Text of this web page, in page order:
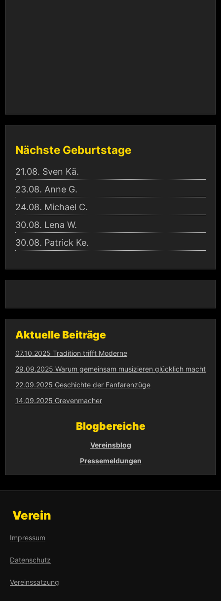
Nächste Geburtstage
21.08. Sven Kä.
23.08. Anne G.
24.08. Michael C.
30.08. Lena W.
30.08. Patrick Ke.
Aktuelle Beiträge
07.10.2025 Tradition trifft Moderne
29.09.2025 Warum gemeinsam musizieren glücklich macht
22.09.2025 Geschichte der Fanfarenzüge
14.09.2025 Grevenmacher
Blogbereiche
Vereinsblog
Pressemeldungen
Verein
Impressum
Datenschutz
Vereinssatzung